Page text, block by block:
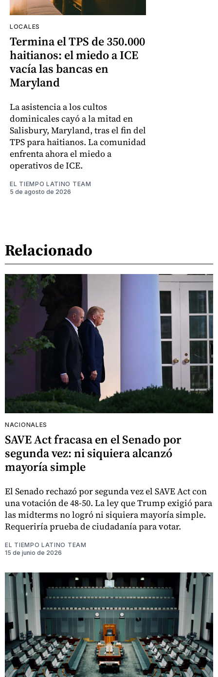
LOCALES
Termina el TPS de 350.000
haitianos: el miedo a ICE
vacía las bancas en
Maryland
La asistencia a los cultos
dominicales cayó a la mitad en
Salisbury, Maryland, tras el fin del
TPS para haitianos. La comunidad
enfrenta ahora el miedo a
operativos de ICE.
EL TIEMPO LATINO TEAM
5 de agosto de 2026
Relacionado
NACIONALES
SAVE Act fracasa en el Senado por
segunda vez: ni siquiera alcanzó
mayoría simple
El Senado rechazó por segunda vez el SAVE Act con
una votación de 48-50. La ley que Trump exigió para
las midterms no logró ni siquiera mayoría simple.
Requeriría prueba de ciudadanía para votar.
EL TIEMPO LATINO TEAM
15 de junio de 2026